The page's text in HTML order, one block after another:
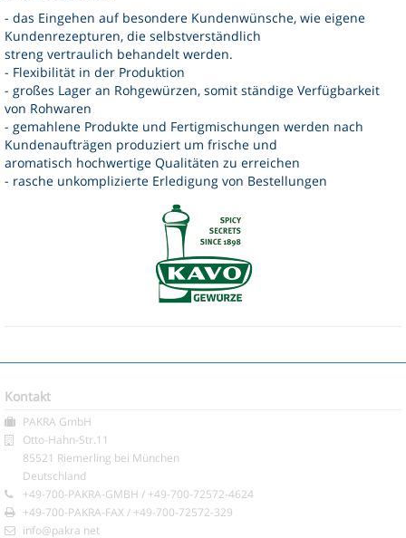
- das Eingehen auf besondere Kundenwünsche, wie eigene
Kundenrezepturen, die selbstverständlich
streng vertraulich behandelt werden.
- Flexibilität in der Produktion
- großes Lager an Rohgewürzen, somit ständige Verfügbarkeit
von Rohwaren
- gemahlene Produkte und Fertigmischungen werden nach
Kundenaufträgen produziert um frische und
aromatisch hochwertige Qualitäten zu erreichen
- rasche unkomplizierte Erledigung von Bestellungen
Kontakt
PAKRA GmbH
Otto-Hahn-Str.11
85521 Riemerling bei München
Deutschland
+49-700-PAKRA-GMBH / +49-700-72572-4624
+49-700-PAKRA-FAX / +49-700-72572-329
info@pakra net